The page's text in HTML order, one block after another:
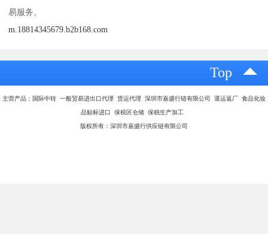
易服务。
m.18814345679.b2b168.com
Top
主营产品：国际中转 一般贸易进出口代理 货运代理 深圳市嘉盛行链有限公司 退运返厂 食品化妆
品贴标进口 保税区仓储 保税生产加工
版权所有：深圳市嘉盛行供应链有限公司